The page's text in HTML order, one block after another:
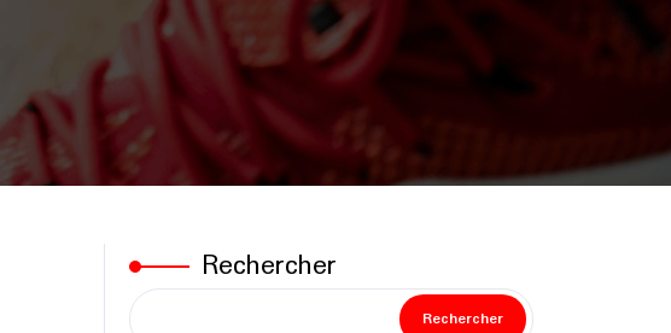
Rechercher
Rechercher